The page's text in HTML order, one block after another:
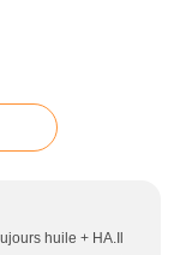
huile + HA.Il